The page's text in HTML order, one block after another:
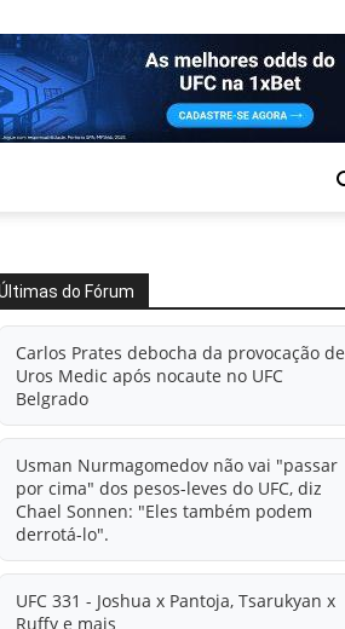
do Fórum
Carlos Prates debocha da provocação de
Uros Medic após nocaute no UFC
Belgrado
Usman Nurmagomedov não vai "passar
por cima" dos pesos-leves do UFC, diz
Chael Sonnen: "Eles também podem
derrotá-lo".
UFC 331 - Joshua x Pantoja, Tsarukyan x
Ruffy e mais